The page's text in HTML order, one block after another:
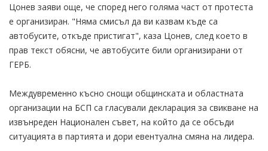
Цонев заяви още, че според него голяма част от протеста
е организиран. "Няма смисъл да ви казвам къде са
автобусите, откъде пристигат", каза Цонев, след което в
прав текст обясни, че автобусите били организирани от
ГЕРБ.
Междувременно късно снощи общинската и областната
организации на БСП са гласували декларация за свикване на
извънреден Национален съвет, на който да се обсъди
ситуацията в партията и дори евентуална смяна на лидера.